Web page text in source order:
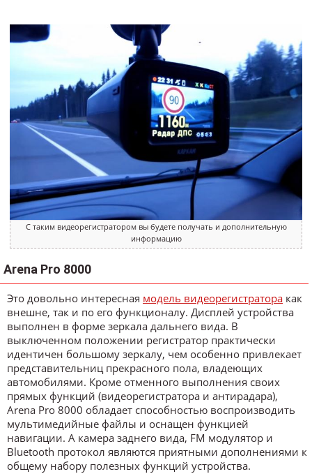
С таким видеорегистратором вы будете получать и дополнительную
информацию
Arena Pro 8000
Это довольно интересная модель видеорегистратора как
внешне, так и по его функционалу. Дисплей устройства
выполнен в форме зеркала дальнего вида. В
выключенном положении регистратор практически
идентичен большому зеркалу, чем особенно привлекает
представительниц прекрасного пола, владеющих
автомобилями. Кроме отменного выполнения своих
прямых функций (видеорегистратора и антирадара),
Arena Pro 8000 обладает способностью воспроизводить
мультимедийные файлы и оснащен функцией
навигации. А камера заднего вида, FM модулятор и
Bluetooth протокол являются приятными дополнениями к
общему набору полезных функций устройства.